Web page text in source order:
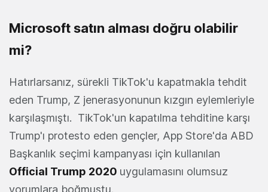
Microsoft satın alması doğru olabilir
mi?
Hatırlarsanız, sürekli TikTok'u kapatmakla tehdit
eden Trump, Z jenerasyonunun kızgın eylemleriyle
karşılaşmıştı. TikTok'un kapatılma tehditine karşı
Trump'ı protesto eden gençler, App Store'da ABD
Başkanlık seçimi kampanyası için kullanılan
Official Trump 2020 uygulamasını olumsuz
yorumlara boğmuştu.